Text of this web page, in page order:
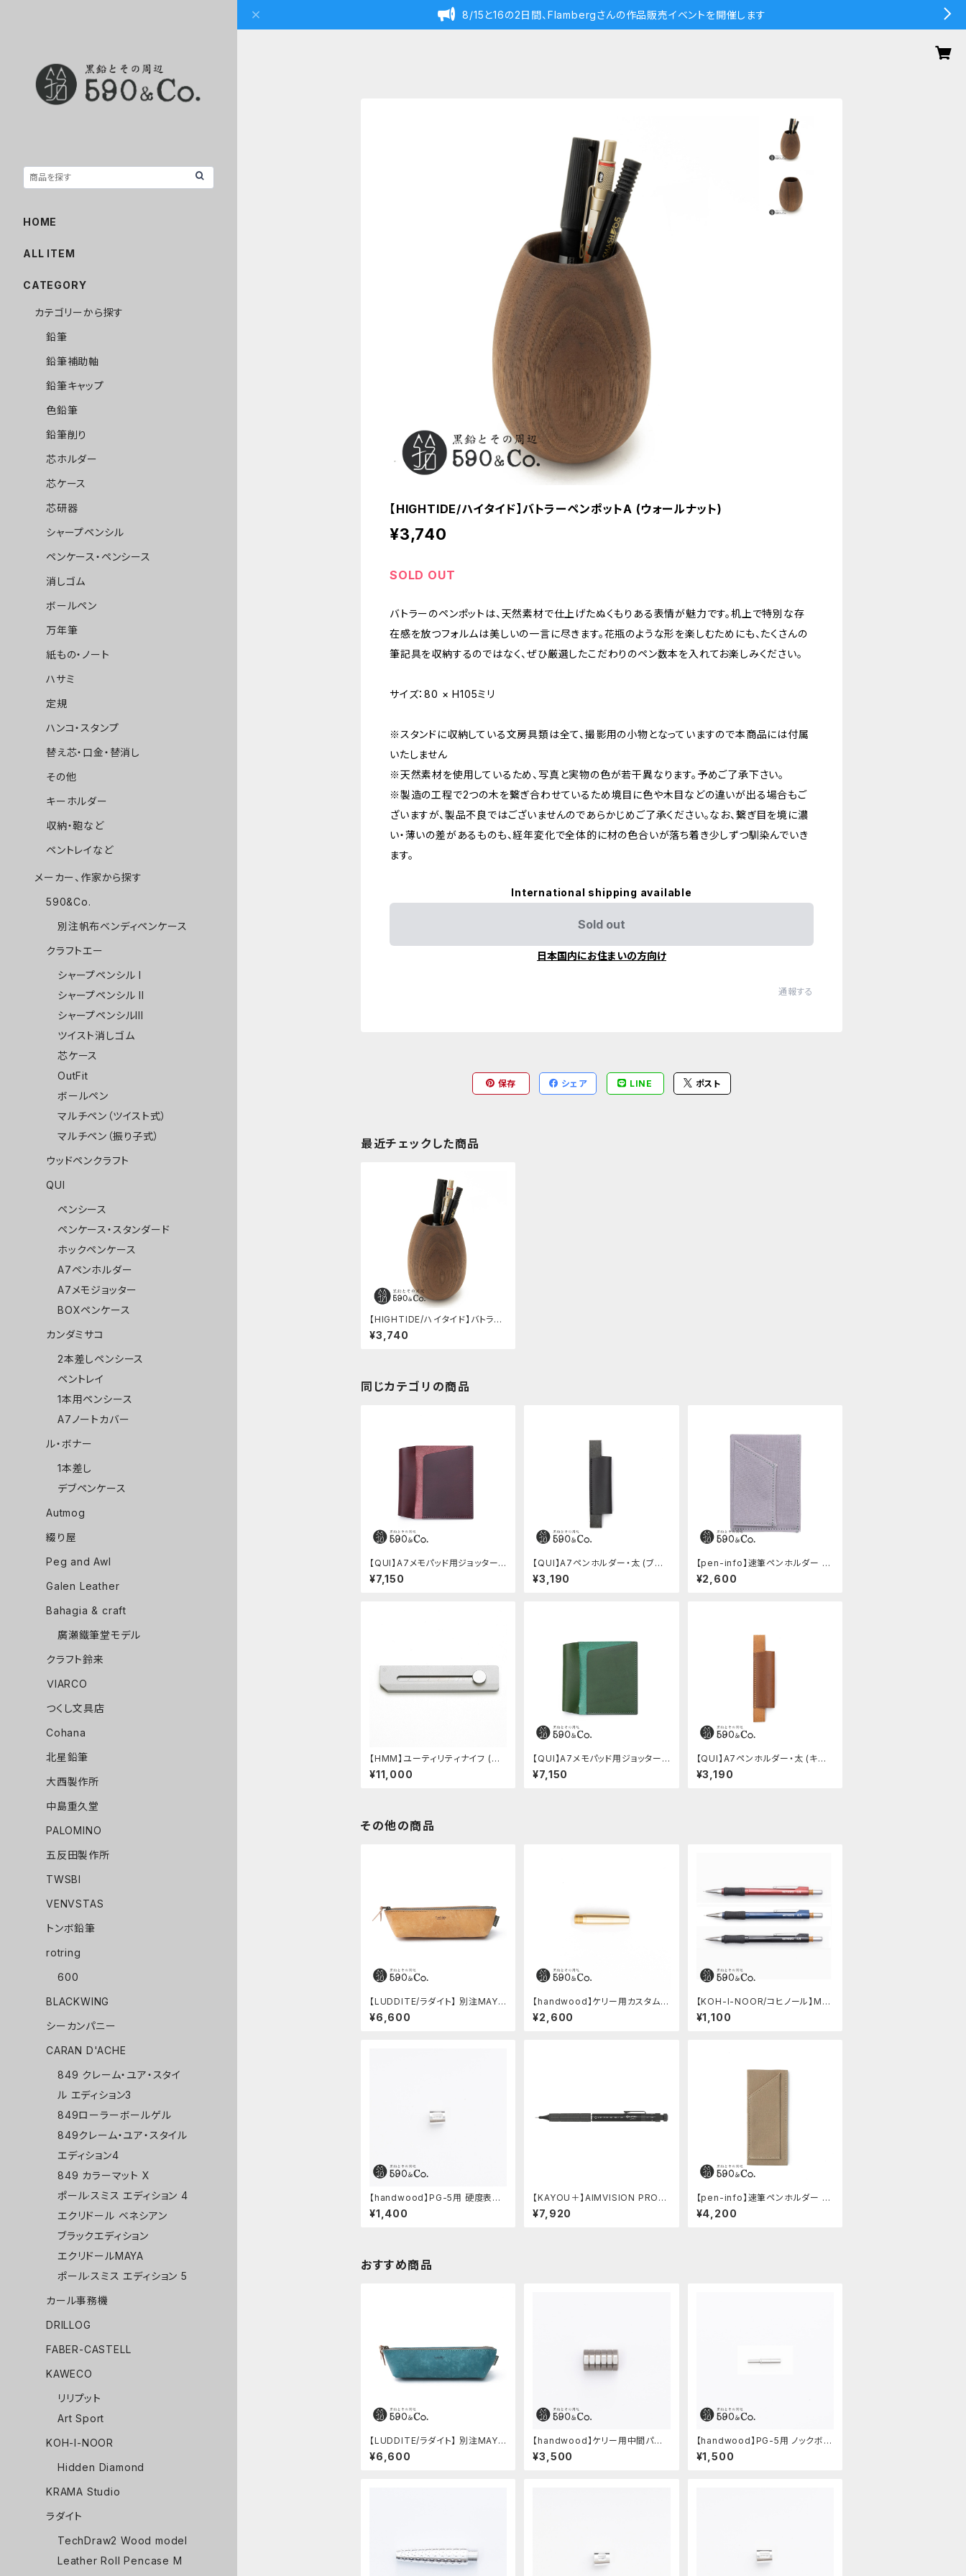
8/15と16の2日間、Flambergさんの作品販売イベントを開催します
【HIGHTIDE/ハイタイド】バトラーペンポットA (ウォールナット)
¥3,740
SOLD OUT
バトラーのペンポットは、天然素材で仕上げたぬくもりある表情が魅力です。机上で特別な存
在感を放つフォルムは美しいの一言に尽きます。花瓶のような形を楽しむためにも、たくさんの
筆記具を収納するのではなく、ぜひ厳選したこだわりのペン数本を入れてお楽しみください。
サイズ：80 × H105ミリ
※スタンドに収納している文房具類は全て、撮影用の小物となっていますので本商品には付属
いたしません
※天然素材を使用しているため、写真と実物の色が若干異なります。予めご了承下さい。
※製造の工程で2つの木を繋ぎ合わせているため境目に色や木目などの違いが出る場合もご
ざいますが、製品不良ではございませんのであらかじめご了承ください。なお、繋ぎ目を境に濃
い・薄いの差があるものも、経年変化で全体的に材の色合いが落ち着き少しずつ馴染んでいき
ます。
International shipping available
Sold out
日本国内にお住まいの方向け
通報する
保存 シェア LINE ポスト
最近チェックした商品
【HIGHTIDE/ハイタイド】バトラー
ペンポットA (ウォールナット)
¥3,740
同じカテゴリの商品
【QUI】A7メモパッド用ジョッター・
ブッテーロ (ワイン)
¥7,150
【QUI】A7ペンホルダー・太 (ブラッ
ク)
¥3,190
【pen-info】速筆ペンホルダー A
7ノート＆メモ (ペールグレー)
¥2,600
【HMM】ユーティリティナイフ (シ
ルバー)
¥11,000
【QUI】A7メモパッド用ジョッター・
ブッテーロ (グリーン)
¥7,150
【QUI】A7ペンホルダー・太 (キャメ
ル)
¥3,190
その他の商品
【LUDDITE/ラダイト】 別注MAYA
レザーボートペンケース (コニャッ
ク)
¥6,600
【handwood】ケリー用カスタム後
軸 (真鍮)
¥2,600
【KOH-I-NOOR/コヒノール】Me
phisto profi 5035シャープペン
シル(0.5mm)
¥1,100
【handwood】PG-5用 硬度表示
窓 (アルミ/長方形)
¥1,400
【KAYOU＋】AIMVISION PRO/
エイムビジョンプロ (メテオブラッ
ク)
¥7,920
【pen-info】速筆ペンホルダー A
5スナップパッド590&Co.別注色
(ベージュ)
¥4,200
おすすめ商品
【LUDDITE/ラダイト】 別注MAYA
レザーボートペンケース (ターキー
ブルー)
¥6,600
【handwood】ケリー用中間パー
ツ/カスタムグリップ (八角形/ステ
ンレス)
¥3,500
【handwood】PG-5用 ノックボタ
ン (超々ジュラルミン)
¥1,500
HOME
ALL ITEM
CATEGORY
カテゴリーから探す
鉛筆
鉛筆補助軸
鉛筆キャップ
色鉛筆
鉛筆削り
芯ホルダー
芯ケース
芯研器
シャープペンシル
ペンケース・ペンシース
消しゴム
ボールペン
万年筆
紙もの・ノート
ハサミ
定規
ハンコ・スタンプ
替え芯・口金・替消し
その他
キーホルダー
収納・鞄など
ペントレイなど
メーカー、作家から探す
590&Co.
別注帆布ベンディペンケース
クラフトエー
シャープペンシル I
シャープペンシル II
シャープペンシルIII
ツイスト消しゴム
芯ケース
OutFit
ボールペン
マルチペン（ツイスト式）
マルチペン（振り子式）
ウッドペンクラフト
QUI
ペンシース
ペンケース・スタンダード
ホックペンケース
A7ペンホルダー
A7メモジョッター
BOXペンケース
カンダミサコ
2本差しペンシース
ペントレイ
1本用ペンシース
A7ノートカバー
ル・ボナー
1本差し
デブペンケース
Autmog
綴り屋
Peg and Awl
Galen Leather
Bahagia & craft
廣瀬鐵筆堂モデル
クラフト鈴来
ＶIARCO
つくし文具店
Cohana
北星鉛筆
大西製作所
中島重久堂
PALOMINO
五反田製作所
TWSBI
VENVSTAS
トンボ鉛筆
rotring
600
BLACKWING
シーカンパニー
CARAN D'ACHE
849 クレーム・ユア・スタイ
ル エディション3
849ローラーボールゲル
849クレーム・ユア・スタイル
エディション4
849 カラーマット X
ポール·スミス エディション 4
エクリドール ベネシアン
ブラックエディション
エクリドールMAYA
ポール·スミス エディション 5
カール事務機
DRILLOG
FABER-CASTELL
KAWECO
リリプット
Art Sport
KOH-I-NOOR
Hidden Diamond
KRAMA Studio
ラダイト
TechDraw2 Wood model
Leather Roll Pencase M